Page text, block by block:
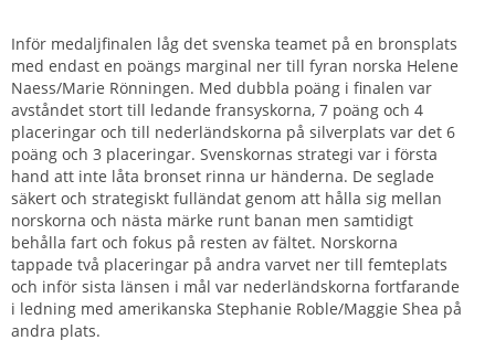
Inför medaljfinalen låg det svenska teamet på en bronsplats
med endast en poängs marginal ner till fyran norska Helene
Naess/Marie Rönningen. Med dubbla poäng i finalen var
avståndet stort till ledande fransyskorna, 7 poäng och 4
placeringar och till nederländskorna på silverplats var det 6
poäng och 3 placeringar. Svenskornas strategi var i första
hand att inte låta bronset rinna ur händerna. De seglade
säkert och strategiskt fulländat genom att hålla sig mellan
norskorna och nästa märke runt banan men samtidigt
behålla fart och fokus på resten av fältet. Norskorna
tappade två placeringar på andra varvet ner till femteplats
och inför sista länsen i mål var nederländskorna fortfarande
i ledning med amerikanska Stephanie Roble/Maggie Shea på
andra plats.